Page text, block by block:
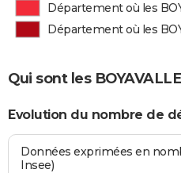
Département où les
Département où les
Qui sont les
Evolution du nombre de
Données exprimées en
Insee)